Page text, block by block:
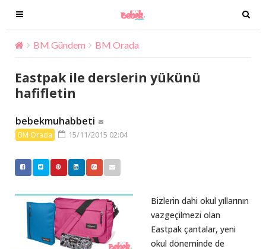
T
o
g
g
l
e
n
v
i
g
i
T
o
g
i
BM Gündem BM Orada
Eastpak ile derslerin yükünü
hafifletin
bebekmuhabbeti
BM Orada 15/11/2015 02:04
Bizlerin dahi okul yıllarının
vazgeçilmezi olan
Eastpak çantalar, yeni
okul döneminde de